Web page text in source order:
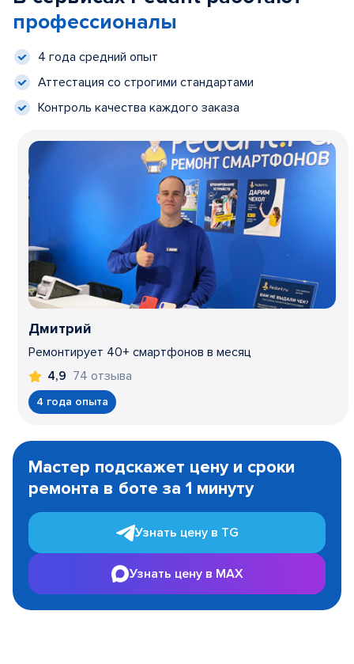
профессионалы
4 года средний опыт
Аттестация со строгими стандартами
Контроль качества каждого заказа
Дмитрий
Ремонтирует 40+ смартфонов в месяц
4,9 74 отзыва
4 года опыта
1
Мастер подскажет цену и сроки
ремонта в боте за 1 минуту
Узнать цену в TG
Узнать цену в MAX